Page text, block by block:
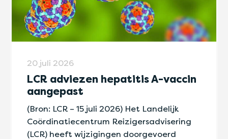
20 juli 2026
LCR adviezen hepatitis A-vaccin
aangepast
(Bron: LCR – 15 juli 2026) Het Landelijk
Coördinatiecentrum Reizigersadvisering
(LCR) heeft wijzigingen doorgevoerd